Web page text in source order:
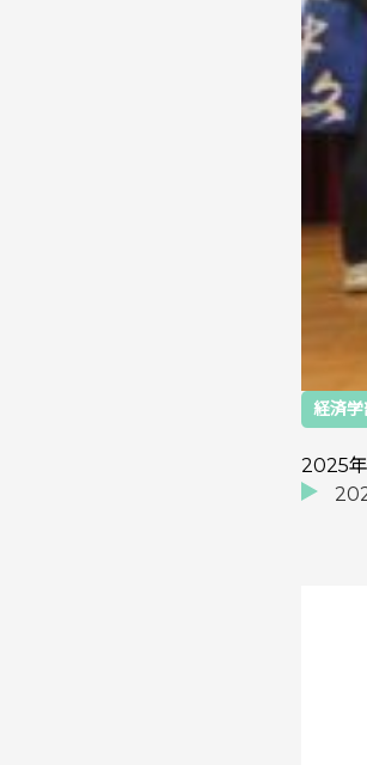
経済学
2025年